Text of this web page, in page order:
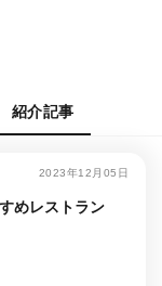
紹介記事
2023年12月05日
めレストラン